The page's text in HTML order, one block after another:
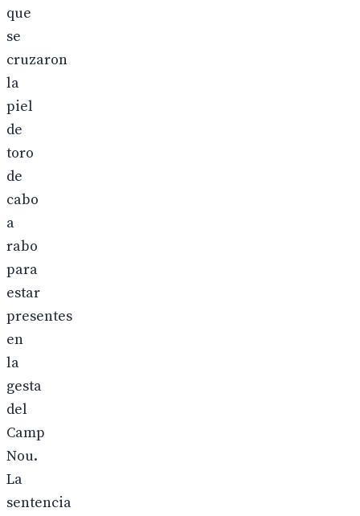
que
se
cruzaron
la
piel
de
toro
de
cabo
a
rabo
para
estar
presentes
en
la
gesta
del
Camp
Nou.
La
sentencia